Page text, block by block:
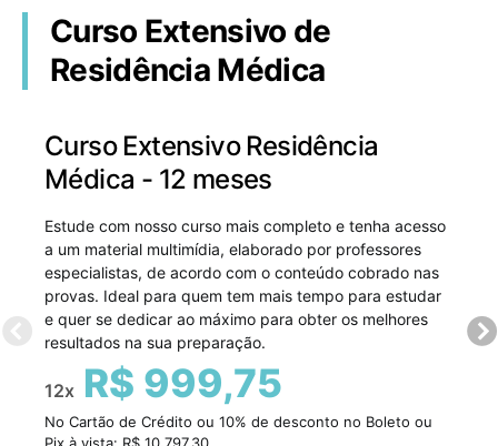
Curso Extensivo de
Residência Médica
Curso Extensivo Residência
Médica - 12 meses
Estude com nosso curso mais completo e tenha acesso
a um material multimídia, elaborado por professores
especialistas, de acordo com o conteúdo cobrado nas
provas. Ideal para quem tem mais tempo para estudar
e quer se dedicar ao máximo para obter os melhores
resultados na sua preparação.
12x R$ 999,75
No Cartão de Crédito ou 10% de desconto no Boleto ou